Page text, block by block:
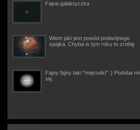
Fajna galaktyczka
Wiem jaki jest powód podwójnego
spajka. Chyba w tym roku to zrobię
Fajny fajny taki "mięciutki" :) Podoba mi
się.